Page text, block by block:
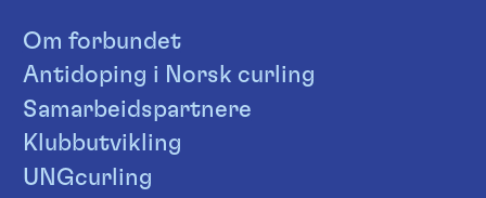
Om forbundet
Antidoping i Norsk curling
Samarbeidspartnere
Klubbutvikling
UNGcurling